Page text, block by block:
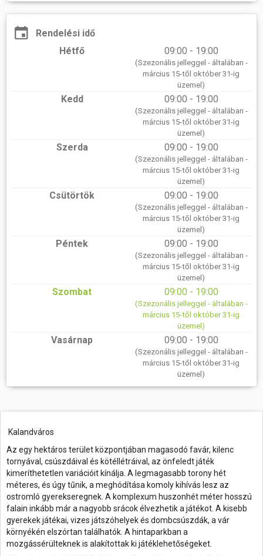
Rendelési idő
Hétfő
09:00 - 19:00
(Szezonális jelleggel - általában -
március 15-től október 31-ig
üzemel)
Kedd 09:00 - 19:00
(Szezonális jelleggel - általában -
március 15-től október 31-ig
üzemel)
Szerda 09:00 - 19:00
(Szezonális jelleggel - általában -
március 15-től október 31-ig
üzemel)
Csütörtök 09:00 - 19:00
(Szezonális jelleggel - általában -
március 15-től október 31-ig
üzemel)
Péntek 09:00 - 19:00
(Szezonális jelleggel - általában -
március 15-től október 31-ig
üzemel)
Szombat 09:00 - 19:00
(Szezonális jelleggel - általában -
március 15-től október 31-ig
üzemel)
Vasárnap 09:00 - 19:00
(Szezonális jelleggel - általában -
március 15-től október 31-ig
üzemel)
Kalandváros
Az egy hektáros terület központjában magasodó favár, kilenc
tornyával, csúszdáival és kötéllétráival, az önfeledt játék
kimeríthetetlen variációit kínálja. A legmagasabb torony hét
méteres, és úgy tűnik, a meghódítása komoly kihívás lesz az
ostromló gyerekseregnek. A komplexum huszonhét méter hosszú
falain inkább már a nagyobb srácok élvezhetik a játékot. A kisebb
gyerekek játékai, vizes játszóhelyek és dombcsúszdák, a vár
környékén elszórtan találhatók. A hintaparkban a
mozgássérülteknek is alakítottak ki játéklehetőségeket.